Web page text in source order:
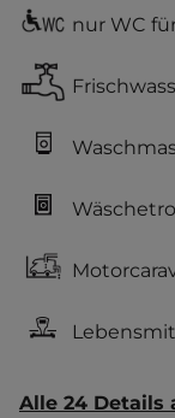
nur WC
Alle 24 Details